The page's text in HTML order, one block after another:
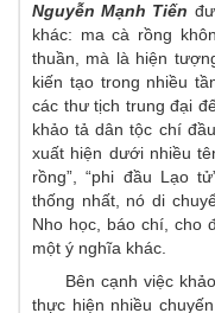
Nguyễn Mạnh Tiến
khác: ma cà rồng
thuần, mà là hiện
kiến tạo trong nhiều
các thư tịch trung đại
khảo tả dân tộc chí
xuất hiện dưới nhiều
rồng”, “phi đầu Lạo
thống nhất, nó di
Nho học, báo chí, cho
một ý nghĩa khác.
Bên cạnh việc
thực hiện nhiều